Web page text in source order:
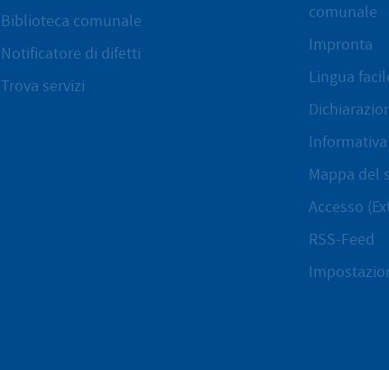
Biblioteca comunale
Notificatore di difetti
Trova servizi
comunale
Impronta
Lingua
Mappa del
Accesso
RSS-Feed